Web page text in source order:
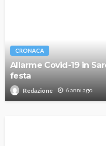
CRONACA
Allarme Covid-19 in
festa
Redazione 6 anni ago